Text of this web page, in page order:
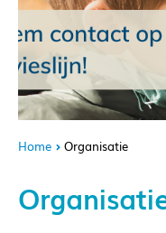
Home Organisatie